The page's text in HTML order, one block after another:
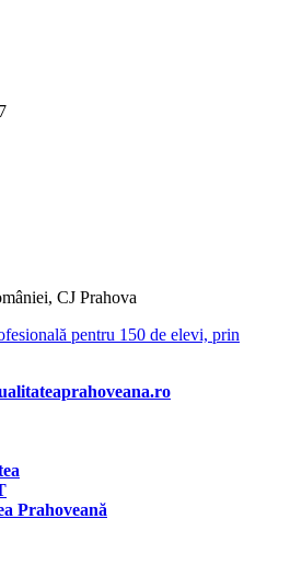
CJ Prahova
pentru 150 de elevi, prin
Prahoveană